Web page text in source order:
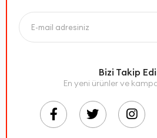
Bizi Takip
En yeni ürünler ve